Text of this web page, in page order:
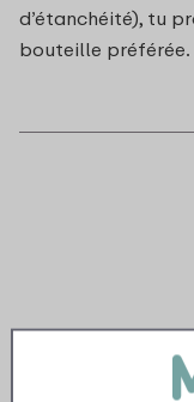
d’étanchéité), tu
bouteille préférée.